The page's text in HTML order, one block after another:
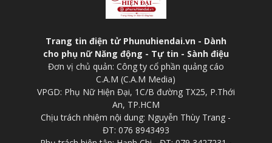
Trang tin điện tử Phunuhiendai.vn - Dành
cho phụ nữ Năng động - Tự tin - Sành điệu
Đơn vị chủ quản: Công ty cổ phần quảng cáo
C.A.M (C.A.M Media)
VPGD: Phụ Nữ Hiện Đại, 1C/B đường TX25, P.Thới
An, TP.HCM
Chịu trách nhiệm nội dung: Nguyễn Thùy Trang -
ĐT: 076 8943493